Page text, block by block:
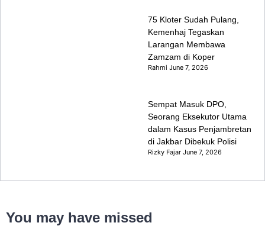
75 Kloter Sudah Pulang,
Kemenhaj Tegaskan
Larangan Membawa
Zamzam di Koper
RahmiJune 7, 2026
Sempat Masuk DPO,
Seorang Eksekutor Utama
dalam Kasus Penjambretan
di Jakbar Dibekuk Polisi
Rizky FajarJune 7, 2026
You may have missed